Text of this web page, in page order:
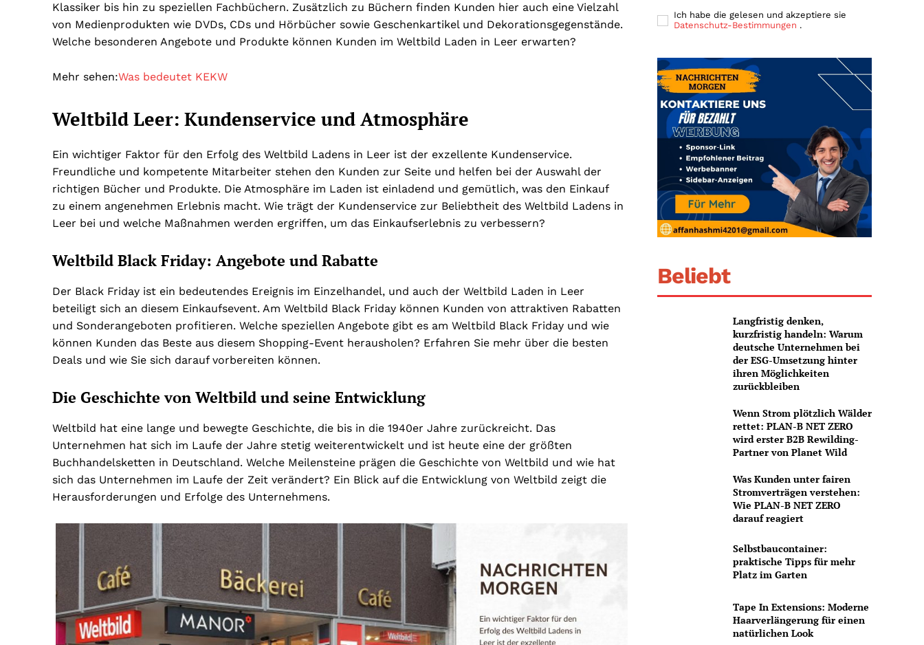
Klassiker bis hin zu speziellen Fachbüchern. Zusätzlich zu Büchern finden Kunden hier auch eine Vielzahl
von Medienprodukten wie DVDs, CDs und Hörbücher sowie Geschenkartikel und Dekorationsgegenstände.
Welche besonderen Angebote und Produkte können Kunden im Weltbild Laden in Leer erwarten?
Mehr sehen:Was bedeutet KEKW
Weltbild Leer: Kundenservice und Atmosphäre
Ein wichtiger Faktor für den Erfolg des Weltbild Ladens in Leer ist der exzellente Kundenservice.
Freundliche und kompetente Mitarbeiter stehen den Kunden zur Seite und helfen bei der Auswahl der
richtigen Bücher und Produkte. Die Atmosphäre im Laden ist einladend und gemütlich, was den Einkauf
zu einem angenehmen Erlebnis macht. Wie trägt der Kundenservice zur Beliebtheit des Weltbild Ladens in
Leer bei und welche Maßnahmen werden ergriffen, um das Einkaufserlebnis zu verbessern?
Weltbild Black Friday: Angebote und Rabatte
Der Black Friday ist ein bedeutendes Ereignis im Einzelhandel, und auch der Weltbild Laden in Leer
beteiligt sich an diesem Einkaufsevent. Am Weltbild Black Friday können Kunden von attraktiven Rabatten
und Sonderangeboten profitieren. Welche speziellen Angebote gibt es am Weltbild Black Friday und wie
können Kunden das Beste aus diesem Shopping-Event herausholen? Erfahren Sie mehr über die besten
Deals und wie Sie sich darauf vorbereiten können.
Die Geschichte von Weltbild und seine Entwicklung
Weltbild hat eine lange und bewegte Geschichte, die bis in die 1940er Jahre zurückreicht. Das
Unternehmen hat sich im Laufe der Jahre stetig weiterentwickelt und ist heute eine der größten
Buchhandelsketten in Deutschland. Welche Meilensteine prägen die Geschichte von Weltbild und wie hat
sich das Unternehmen im Laufe der Zeit verändert? Ein Blick auf die Entwicklung von Weltbild zeigt die
Herausforderungen und Erfolge des Unternehmens.
Ich habe die gelesen und akzeptiere sie
Datenschutz-Bestimmungen .
Beliebt
Langfristig denken,
kurzfristig handeln: Warum
deutsche Unternehmen bei
der ESG-Umsetzung hinter
ihren Möglichkeiten
zurückbleiben
Wenn Strom plötzlich Wälder
rettet: PLAN-B NET ZERO
wird erster B2B Rewilding-
Partner von Planet Wild
Was Kunden unter fairen
Stromverträgen verstehen:
Wie PLAN-B NET ZERO
darauf reagiert
Selbstbaucontainer:
praktische Tipps für mehr
Platz im Garten
Tape In Extensions: Moderne
Haarverlängerung für einen
natürlichen Look